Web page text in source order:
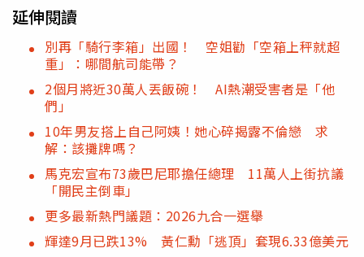
延伸閱讀
別再「騎行李箱」出國！ 空姐勸「空箱上秤就超
重」：哪間航司能帶？
2個月將近30萬人丟飯碗！ AI熱潮受害者是「他
們」
10年男友搭上自己阿姨！她心碎揭露不倫戀 求
解：該攤牌嗎？
馬克宏宣布73歲巴尼耶擔任總理 11萬人上街抗議
「開民主倒車」
更多最新熱門議題：2026九合一選舉
輝達9月已跌13% 黃仁勳「逃頂」套現6.33億美元